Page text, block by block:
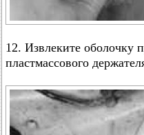
12. Извлеките оболочку
пластмассового